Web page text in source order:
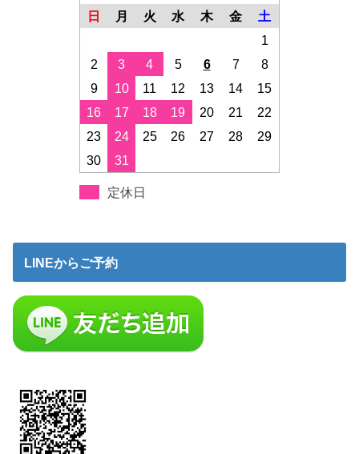
日
月 火 水 木 金
土
1
2
3 4 5 6 7
8
9
10 11 12 13 14
15
16
17 18 19 20 21
22
23
24 25 26 27 28
29
30
31
定休日
LINEからご予約